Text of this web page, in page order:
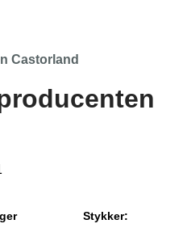
Castorland
Stykker: